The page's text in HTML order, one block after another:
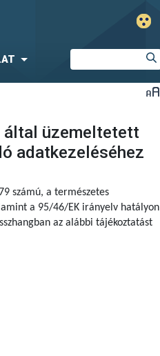
üzemeltetett
adatkezeléséhez
számú, a természetes
a 95/46/EK irányelv hatályon
az alábbi tájékoztatást